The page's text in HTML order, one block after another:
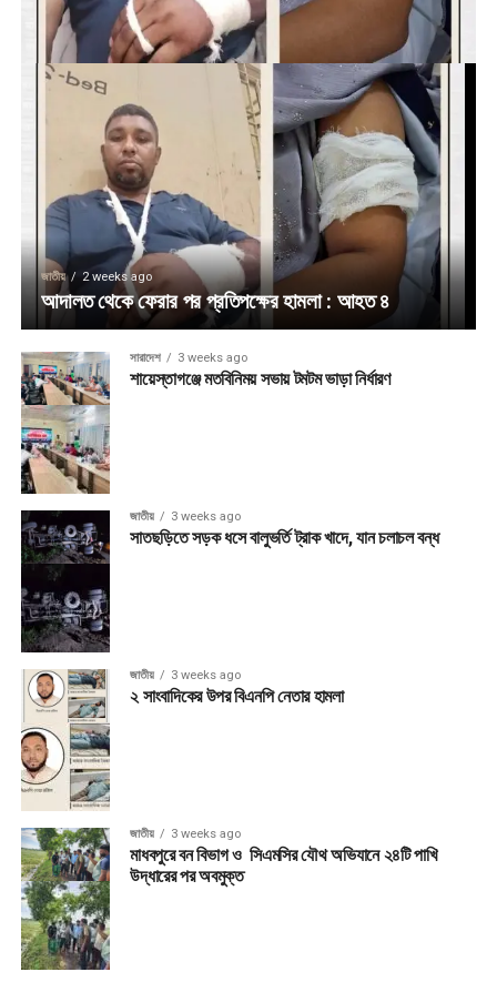
জাতীয় 2 weeks ago
আদালত থেকে ফেরার পর প্রতিপক্ষের হামলা : আহত ৪
সারাদেশ 3 weeks ago
শায়েস্তাগঞ্জে মতবিনিময় সভায় টমটম ভাড়া নির্ধারণ
জাতীয় 3 weeks ago
সাতছড়িতে সড়ক ধসে বালুভর্তি ট্রাক খাদে, যান চলাচল বন্ধ
জাতীয় 3 weeks ago
২ সাংবাদিকের উপর বিএনপি নেতার হামলা
জাতীয় 3 weeks ago
মাধবপুরে বন বিভাগ ও সিএমসির যৌথ অভিযানে ২৪টি পাখি
উদ্ধারের পর অবমুক্ত